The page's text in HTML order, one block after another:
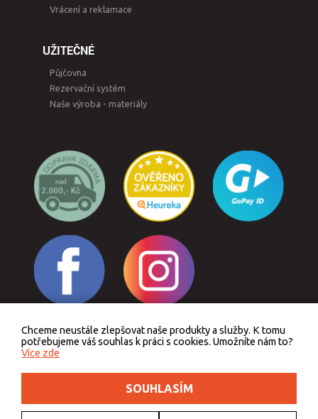
Vrácení a reklamace
UŽITEČNÉ
Půjčovna
Rezervační systém
Naše výroba - materiály
Odstoupit od smlouvy
Podle zákona o evidenci tržeb je prodávající povinen vystavit kupujícímu účtenku.
Zároveň je povinen zaevidovat přijatou tržbu u správce daně online, v případě
technického výpadku pak nejpozději do 48 hodin.
Chceme neustále zlepšovat naše produkty a služby. K tomu
potřebujeme váš souhlas k práci s cookies. Umožníte nám to?
Více zde
SOUHLASÍM